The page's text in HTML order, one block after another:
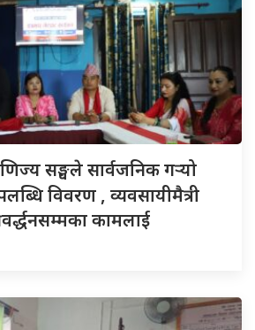
सङ्घले सार्वजनिक गर्‍यो
विवरण , व्यवसायीमैत्री
कामलाई